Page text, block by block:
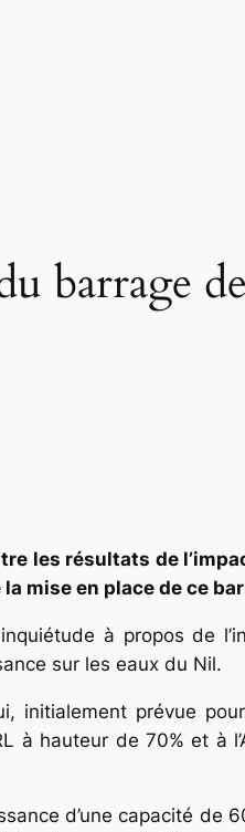
barrage
les résultats de
mise en place de ce
à propos de
sur les eaux du Nil.
initialement prévue
à hauteur de 70% et à
d’une capacité de